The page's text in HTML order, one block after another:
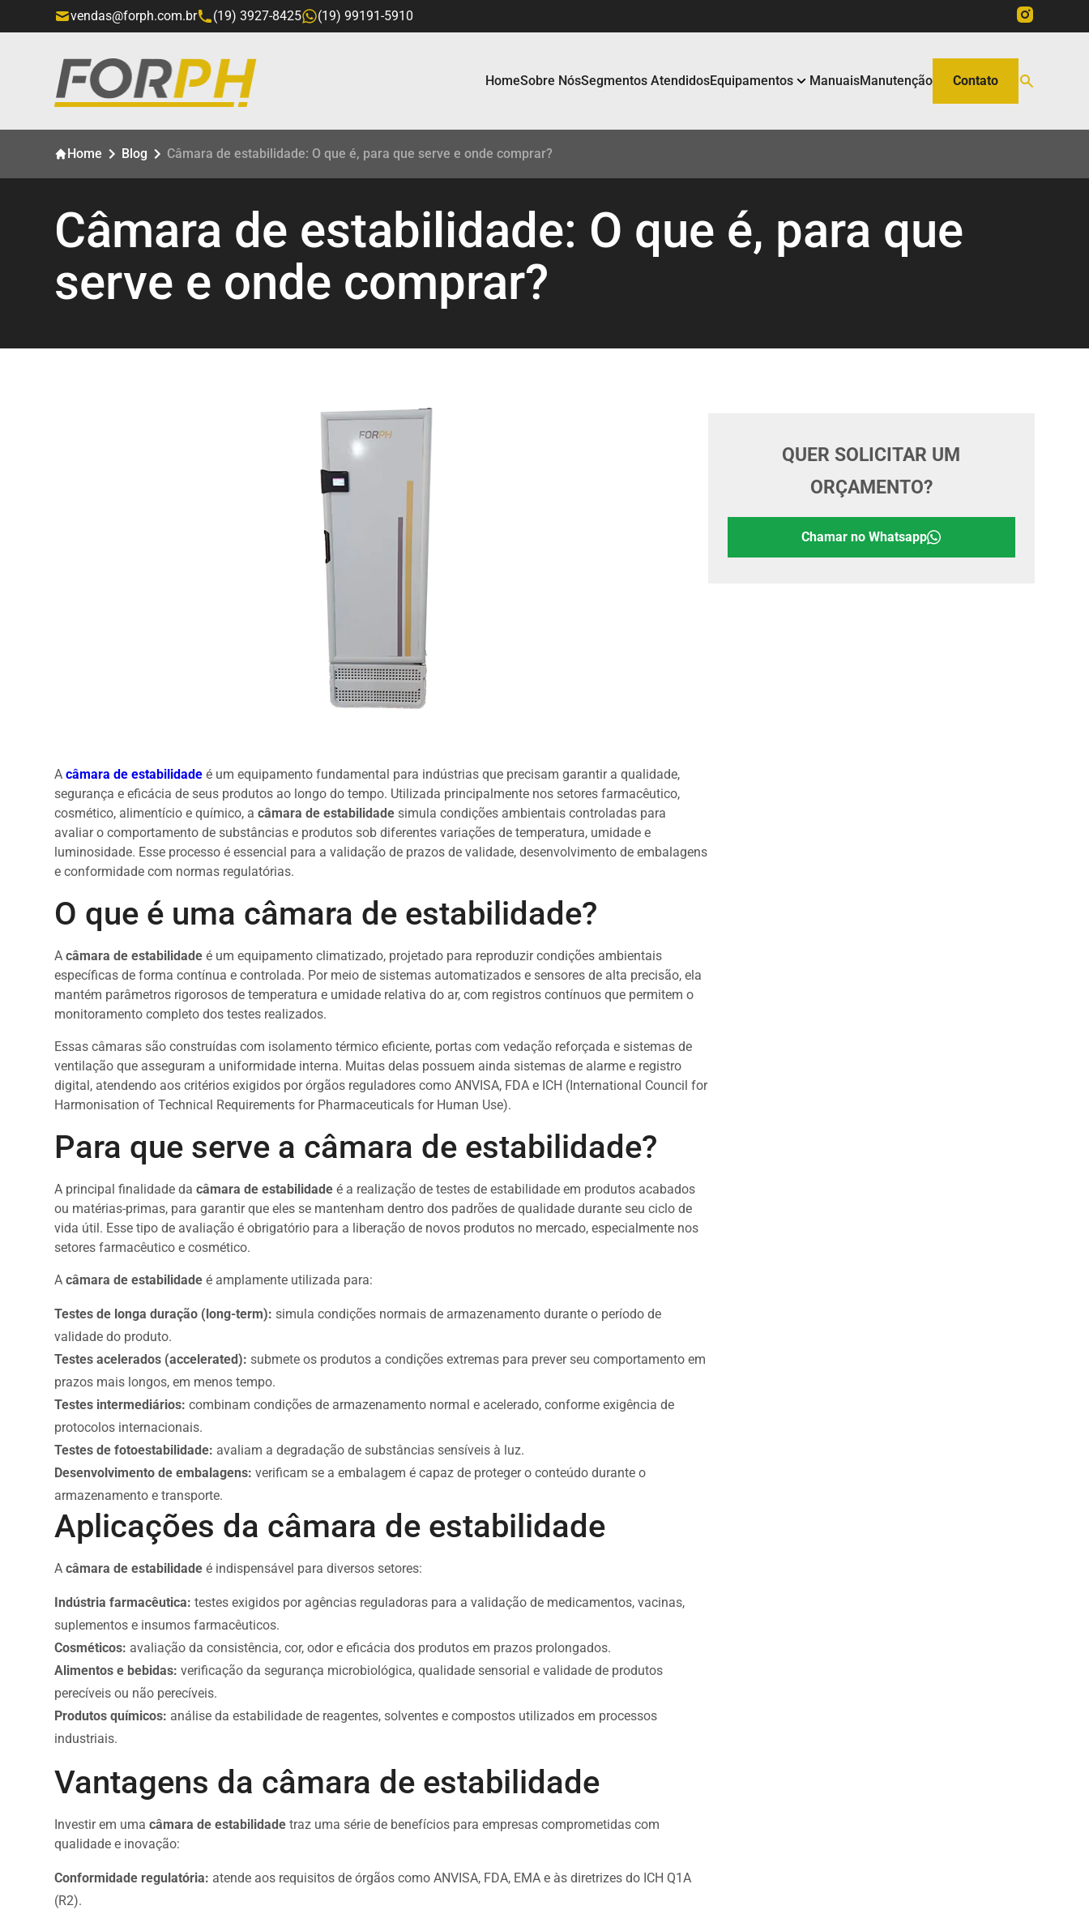
vendas@forph.com.br (19) 3927-8425 (19) 99191-5910
HomeSobre NósSegmentos AtendidosEquipamentos ManuaisManutenção Contato
Home Blog Câmara de estabilidade: O que é, para que serve e onde comprar?
Câmara de estabilidade: O que é, para que
serve e onde comprar?
Acâmara de estabilidade é um equipamento fundamental para indústrias que precisam garantir a qualidade,
segurança e eficácia de seus produtos ao longo do tempo. Utilizada principalmente nos setores farmacêutico,
cosmético, alimentício e químico, acâmara de estabilidade simula condições ambientais controladas para
avaliar o comportamento de substâncias e produtos sob diferentes variações de temperatura, umidade e
luminosidade. Esse processo é essencial para a validação de prazos de validade, desenvolvimento de embalagens
e conformidade com normas regulatórias.
O que é uma câmara de estabilidade?
Acâmara de estabilidade é um equipamento climatizado, projetado para reproduzir condições ambientais
específicas de forma contínua e controlada. Por meio de sistemas automatizados e sensores de alta precisão, ela
mantém parâmetros rigorosos de temperatura e umidade relativa do ar, com registros contínuos que permitem o
monitoramento completo dos testes realizados.
Essas câmaras são construídas com isolamento térmico eficiente, portas com vedação reforçada e sistemas de
ventilação que asseguram a uniformidade interna. Muitas delas possuem ainda sistemas de alarme e registro
digital, atendendo aos critérios exigidos por órgãos reguladores como ANVISA, FDA e ICH (International Council for
Harmonisation of Technical Requirements for Pharmaceuticals for Human Use).
Para que serve a câmara de estabilidade?
A principal finalidade da câmara de estabilidade é a realização de testes de estabilidade em produtos acabados
ou matérias-primas, para garantir que eles se mantenham dentro dos padrões de qualidade durante seu ciclo de
vida útil. Esse tipo de avaliação é obrigatório para a liberação de novos produtos no mercado, especialmente nos
setores farmacêutico e cosmético.
Acâmara de estabilidade é amplamente utilizada para:
Testes de longa duração (long-term): simula condições normais de armazenamento durante o período de
validade do produto.
Testes acelerados (accelerated): submete os produtos a condições extremas para prever seu comportamento em
prazos mais longos, em menos tempo.
Testes intermediários: combinam condições de armazenamento normal e acelerado, conforme exigência de
protocolos internacionais.
Testes de fotoestabilidade: avaliam a degradação de substâncias sensíveis à luz.
Desenvolvimento de embalagens: verificam se a embalagem é capaz de proteger o conteúdo durante o
armazenamento e transporte.
Aplicações da câmara de estabilidade
Acâmara de estabilidade é indispensável para diversos setores:
Indústria farmacêutica: testes exigidos por agências reguladoras para a validação de medicamentos, vacinas,
suplementos e insumos farmacêuticos.
Cosméticos: avaliação da consistência, cor, odor e eficácia dos produtos em prazos prolongados.
Alimentos e bebidas: verificação da segurança microbiológica, qualidade sensorial e validade de produtos
perecíveis ou não perecíveis.
Produtos químicos: análise da estabilidade de reagentes, solventes e compostos utilizados em processos
industriais.
Vantagens da câmara de estabilidade
Investir em umacâmara de estabilidade traz uma série de benefícios para empresas comprometidas com
qualidade e inovação:
Conformidade regulatória: atende aos requisitos de órgãos como ANVISA, FDA, EMA e às diretrizes do ICH Q1A
(R2).
QUER SOLICITAR UM
ORÇAMENTO?
Chamar no Whatsapp